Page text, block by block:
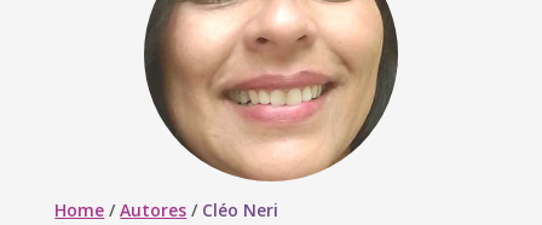
Home /Autores / Cléo Neri